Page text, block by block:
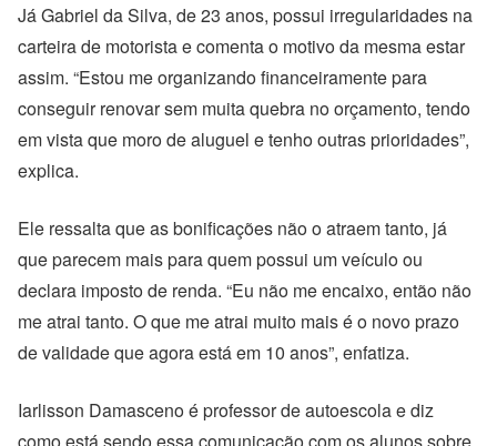
Já Gabriel da Silva, de 23 anos, possui irregularidades na
carteira de motorista e comenta o motivo da mesma estar
assim. “Estou me organizando financeiramente para
conseguir renovar sem muita quebra no orçamento, tendo
em vista que moro de aluguel e tenho outras prioridades”,
explica.
Ele ressalta que as bonificações não o atraem tanto, já
que parecem mais para quem possui um veículo ou
declara imposto de renda. “Eu não me encaixo, então não
me atrai tanto. O que me atrai muito mais é o novo prazo
de validade que agora está em 10 anos”, enfatiza.
Iarlisson Damasceno é professor de autoescola e diz